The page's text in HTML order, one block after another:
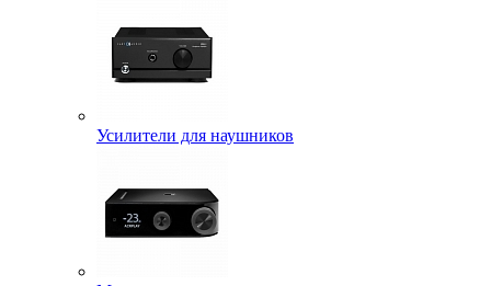
Усилители для наушников